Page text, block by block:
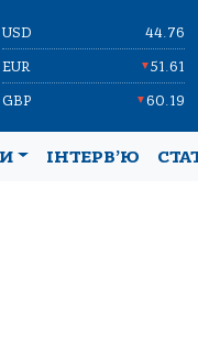
USD 44.76
EUR ▼51.61
GBP ▼60.19
ІНТЕРВ’Ю